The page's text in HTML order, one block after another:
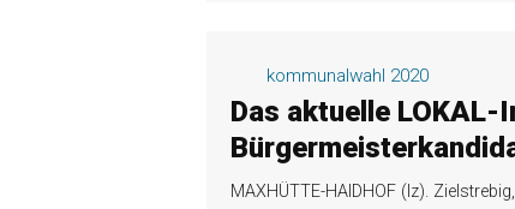
kommunalwahl 2020
Das aktuelle
MAXHÜTTE-HAIDHOF (lz).